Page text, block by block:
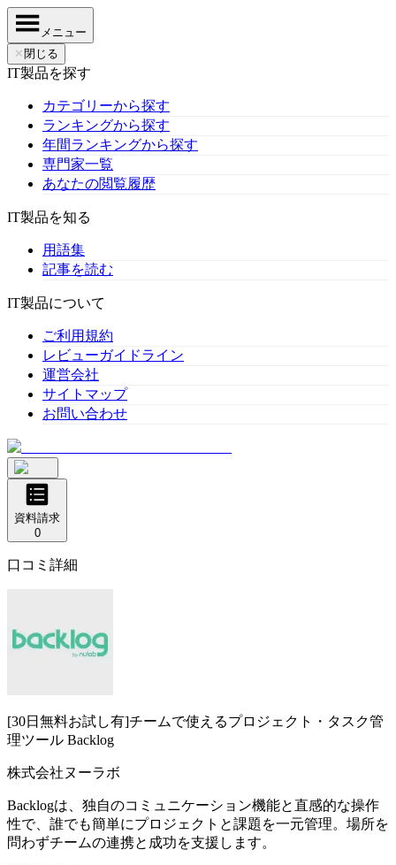
メニュー
✕ 閉じる
IT製品を探す
カテゴリーから探す
ランキングから探す
年間ランキングから探す
専門家一覧
あなたの閲覧履歴
IT製品を知る
用語集
記事を読む
IT製品について
ご利用規約
レビューガイドライン
運営会社
サイトマップ
お問い合わせ
資料請求
0
口コミ詳細
[30日無料お試し有]チームで使えるプロジェクト・タスク管
理ツール Backlog
株式会社ヌーラボ
Backlogは、独自のコミュニケーション機能と直感的な操作
性で、誰でも簡単にプロジェクトと課題を一元管理。場所を
問わずチームの連携と成功を支援します。